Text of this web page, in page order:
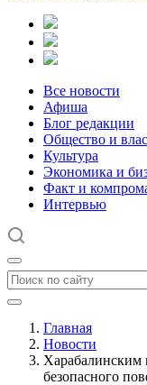
Все новости
Афиша
Блог редакции
Общество и
Культура
Экономика и
Факт и
Интервью
Главная
Новости
Харабалинским
безопасного